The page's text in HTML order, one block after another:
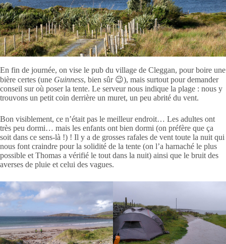
En fin de journée, on vise le pub du village de Cleggan, pour boire une
bière certes (une Guinness, bien sûr 😉), mais surtout pour demander
conseil sur où poser la tente. Le serveur nous indique la plage : nous y
trouvons un petit coin derrière un muret, un peu abrité du vent.
Bon visiblement, ce n’était pas le meilleur endroit… Les adultes ont
très peu dormi… mais les enfants ont bien dormi (on préfère que ça
soit dans ce sens-là !) ! Il y a de grosses rafales de vent toute la nuit qui
nous font craindre pour la solidité de la tente (on l’a harnaché le plus
possible et Thomas a vérifié le tout dans la nuit) ainsi que le bruit des
averses de pluie et celui des vagues.